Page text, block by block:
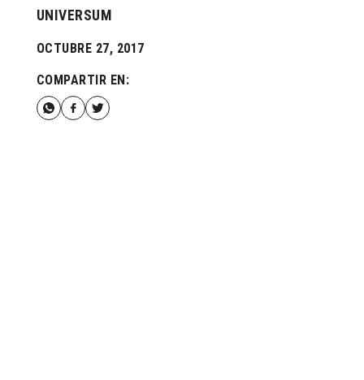
UNIVERSUM
OCTUBRE 27, 2017
COMPARTIR EN: